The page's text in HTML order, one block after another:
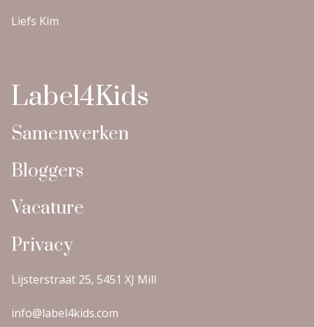
Liefs Kim
Label4Kids
Samenwerken
Bloggers
Vacature
Privacy
Lijsterstraat 25, 5451 XJ Mill
info@label4kids.com